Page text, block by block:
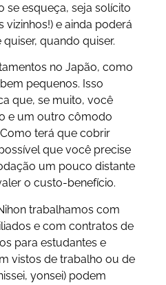
se esqueça, seja solícito
vizinhos!) e ainda poderá
quando quiser.
no Japão, como
pequenos. Isso
que, se muito, você
e um outro cômodo
terá que cobrir
que você precise
um pouco distante
o custo-benefício.
trabalhamos com
e com contratos de
para estudantes e
vistos de trabalho ou de
yonsei) podem